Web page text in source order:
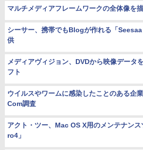
マルチメディアフレームワークの全体像を
シーサー、携帯でもBlogが作れる「
供
メディアヴィジョン、DVDから映像データ
フト
ウイルスやワームに感染したことのある企
Com調査
アクト・ツー、Mac OS X用のメンテナン
ro4」